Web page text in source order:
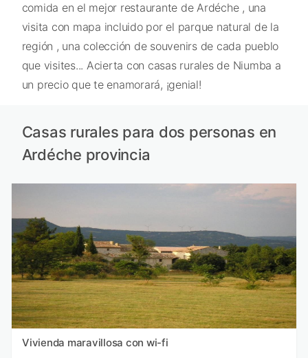
comida en el mejor restaurante de Ardéche , una
visita con mapa incluido por el parque natural de la
región , una colección de souvenirs de cada pueblo
que visites... Acierta con casas rurales de Niumba a
un precio que te enamorará, ¡genial!
Casas rurales para dos personas en
Ardéche provincia
Vivienda maravillosa con wi-fi